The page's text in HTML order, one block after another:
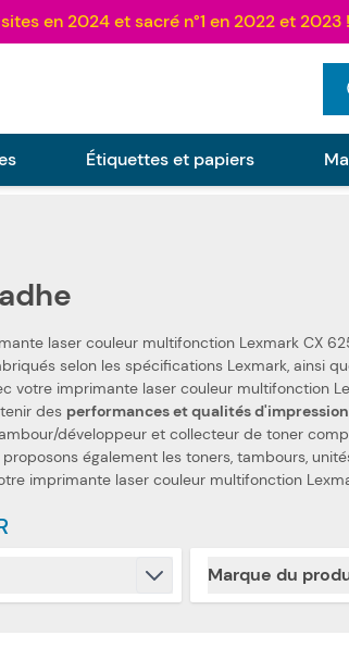
Étiquettes et papiers
laser couleur multifonction Lexmark CX
les normes spécifiques. Ceci les rend 100 %
laser couleur multifonction Lexmark CX 625 adhe. Nous
des performances et qualités
développeur et collecteur de toner
unités tambour/développeur et collecteurs de toner de la marque
imprimante laser couleur multifonction
Marque du
filter